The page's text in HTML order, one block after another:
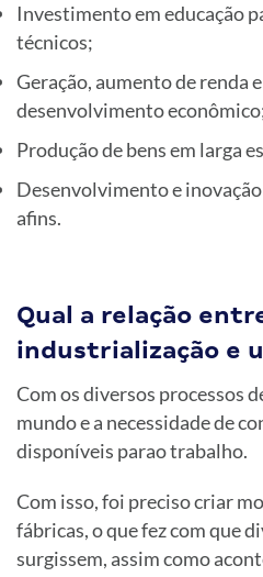
Investimento em educação
técnicos;
Geração, aumento de renda
desenvolvimento
Produção de bens em larga
Desenvolvimento e
afins.
Qual a relação
industrialização e
Com os diversos processos
mundo e a necessidade de
disponíveis parao trabalho.
Com isso, foi preciso criar
fábricas, o que fez com que
surgissem, assim como